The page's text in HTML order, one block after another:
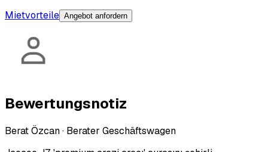
Mietvorteile Angebot anfordern
Bewertungsnotiz
Berat Özcan· Berater Geschäftswagen